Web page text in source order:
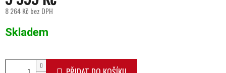
8 264 Kč bez DPH
Skladem